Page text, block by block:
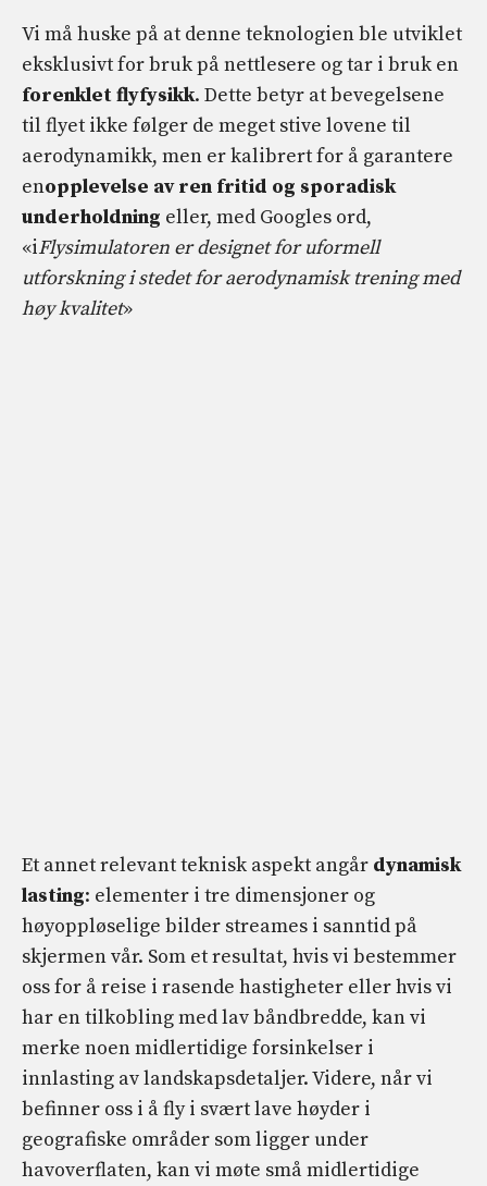
Vi må huske på at denne teknologien ble utviklet
eksklusivt for bruk på nettlesere og tar i bruk en
forenklet flyfysikk. Dette betyr at bevegelsene
til flyet ikke følger de meget stive lovene til
aerodynamikk, men er kalibrert for å garantere
enopplevelse av ren fritid og sporadisk
underholdning eller, med Googles ord,
«iFlysimulatoren er designet for uformell
utforskning i stedet for aerodynamisk trening med
høy kvalitet»
Et annet relevant teknisk aspekt angår dynamisk
lasting: elementer i tre dimensjoner og
høyoppløselige bilder streames i sanntid på
skjermen vår. Som et resultat, hvis vi bestemmer
oss for å reise i rasende hastigheter eller hvis vi
har en tilkobling med lav båndbredde, kan vi
merke noen midlertidige forsinkelser i
innlasting av landskapsdetaljer. Videre, når vi
befinner oss i å fly i svært lave høyder i
geografiske områder som ligger under
havoverflaten, kan vi møte små midlertidige